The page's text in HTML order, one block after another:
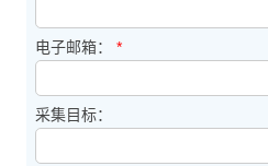
电子邮箱： *
采集目标：